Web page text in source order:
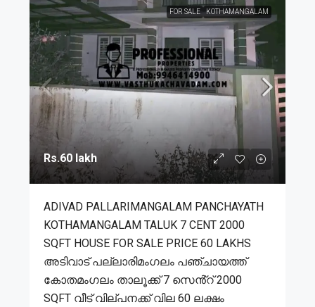
FOR SALE KOTHAMANGALAM
Rs.60 lakh
ADIVAD PALLARIMANGALAM PANCHAYATH
KOTHAMANGALAM TALUK 7 CENT 2000
SQFT HOUSE FOR SALE PRICE 60 LAKHS
അടിവാട് പല്ലാരിമംഗലം പഞ്ചായത്ത്
കോതമംഗലം താലൂക്ക് 7 സെൻ്റ് 2000
SQFT വീട് വില്പനക്ക് വില 60 ലക്ഷം